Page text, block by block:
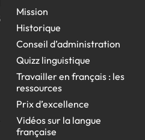
Mission
Historique
Conseil d’administration
Quizz linguistique
Travailler en français : les
ressources
Prix d’excellence
Vidéos sur la langue
française